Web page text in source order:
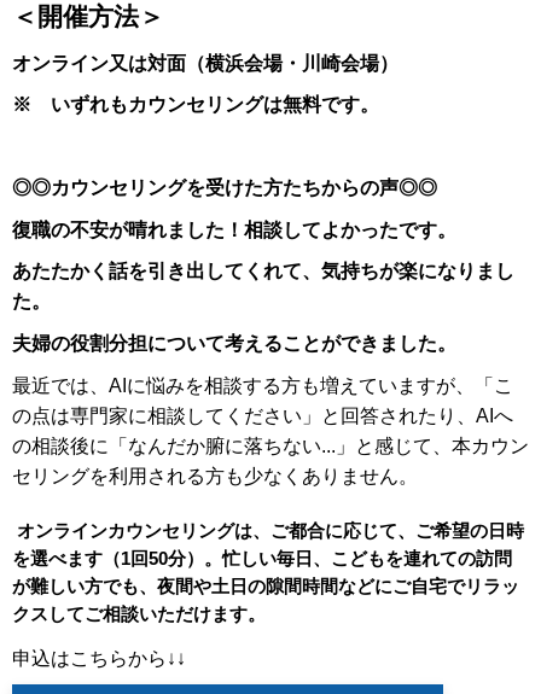
＜開催方法＞
オンライン又は対面（横浜会場・川崎会場）
※ いずれもカウンセリングは無料です。
◎◎カウンセリングを受けた方たちからの声◎◎
復職の不安が晴れました！相談してよかったです。
あたたかく話を引き出してくれて、気持ちが楽になりまし
た。
夫婦の役割分担について考えることができました。
最近では、AIに悩みを相談する方も増えていますが、「こ
の点は専門家に相談してください」と回答されたり、AIへ
の相談後に「なんだか腑に落ちない...」と感じて、本カウン
セリングを利用される方も少なくありません。
オンラインカウンセリングは、ご都合に応じて、ご希望の日時
を選べます（1回50分）。忙しい毎日、こどもを連れての訪問
が難しい方でも、夜間や土日の隙間時間などにご自宅でリラッ
クスしてご相談いただけます。
申込はこちらから↓↓